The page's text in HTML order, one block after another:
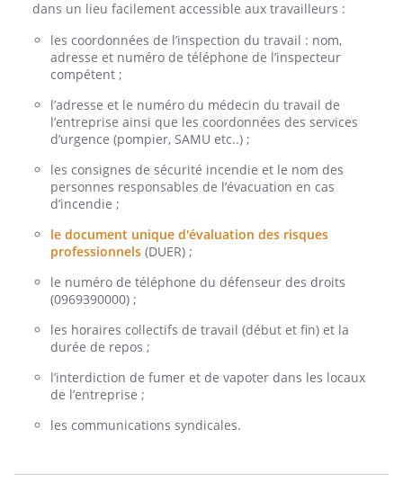
dans un lieu facilement accessible aux travailleurs :
les coordonnées de l’inspection du travail : nom,
adresse et numéro de téléphone de l’inspecteur
compétent ;
l’adresse et le numéro du médecin du travail de
l’entreprise ainsi que les coordonnées des services
d’urgence (pompier, SAMU etc..) ;
les consignes de sécurité incendie et le nom des
personnes responsables de l’évacuation en cas
d’incendie ;
le document unique d'évaluation des risques
professionnels (DUER) ;
le numéro de téléphone du défenseur des droits
(0969390000) ;
les horaires collectifs de travail (début et fin) et la
durée de repos ;
l’interdiction de fumer et de vapoter dans les locaux
de l’entreprise ;
les communications syndicales.